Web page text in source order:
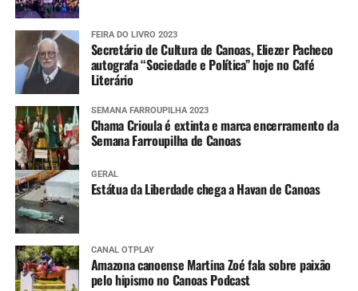
FEIRA DO LIVRO 2023
Secretário de Cultura de Canoas, Eliezer Pacheco
autografa “Sociedade e Política” hoje no Café
Literário
SEMANA FARROUPILHA 2023
Chama Crioula é extinta e marca encerramento da
Semana Farroupilha de Canoas
GERAL
Estátua da Liberdade chega a Havan de Canoas
CANAL OTPLAY
Amazona canoense Martina Zoé fala sobre paixão
pelo hipismo no Canoas Podcast